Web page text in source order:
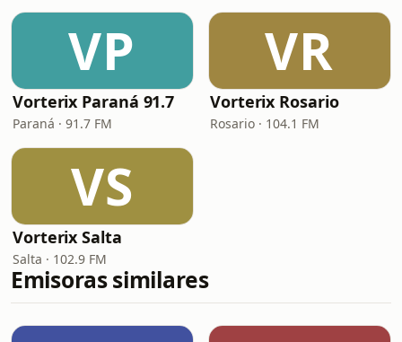
VP
Vorterix Paraná 91.7
Paraná · 91.7 FM
VR
Vorterix Rosario
Rosario · 104.1 FM
VS
Vorterix Salta
Salta · 102.9 FM
Emisoras similares